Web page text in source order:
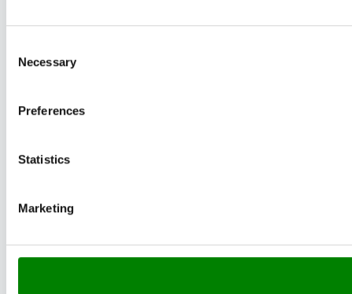
Selection
Necessary
Preferences
Statistics
Marketing